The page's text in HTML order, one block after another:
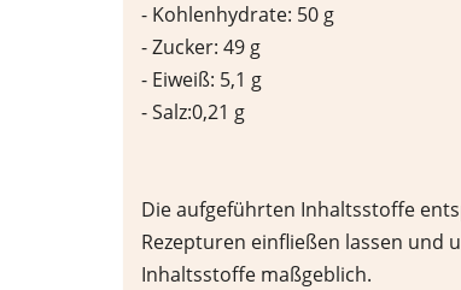
- Kohlenhydrate: 50 g
- Zucker: 49 g
- Eiweiß: 5,1 g
- Salz:0,21 g
Die aufgeführten Inhaltsstoffe
Rezepturen einfließen lassen und
Inhaltsstoffe maßgeblich.